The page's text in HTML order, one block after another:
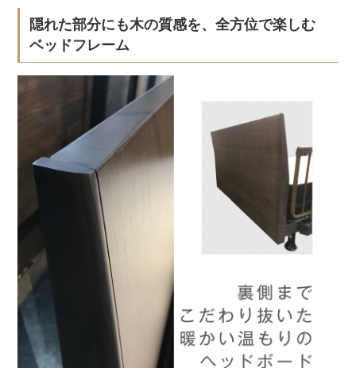
隠れた部分にも木の質感を、全方位で楽しむ
ベッドフレーム